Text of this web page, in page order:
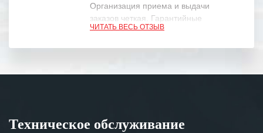
Организация приема и выдачи
заказов четкая. Гарантийные
обязательства выполняются в
Особенно хочется отметить высокую
ЧИТАТЬ ВЕСЬ ОТЗЫВ
Техническое обслуживание